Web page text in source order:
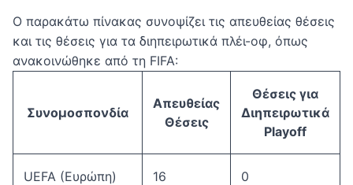
Ο παρακάτω πίνακας συνοψίζει τις απευθείας θέσεις
και τις θέσεις για τα διηπειρωτικά πλέι-οφ, όπως
ανακοινώθηκε από τη FIFA:
Συνομοσπονδία
Απευθείας
Θέσεις
Θέσεις για
Διηπειρωτικά
Playoff
UEFA (Ευρώπη) 16 0